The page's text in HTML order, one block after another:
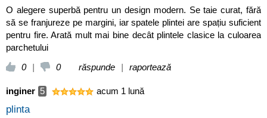
O alegere superbă pentru un design modern. Se taie curat, fără
să se franjureze pe margini, iar spatele plintei are spațiu suficient
pentru fire. Arată mult mai bine decât plintele clasice la culoarea
parchetului
0
| 0 răspunde | raportează
inginer 5 acum 1 lună
plinta